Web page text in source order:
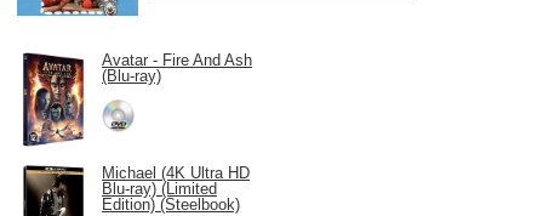
Avatar - Fire And Ash
(Blu-ray)
Michael (4K Ultra HD
Blu-ray) (Limited
Edition) (Steelbook)